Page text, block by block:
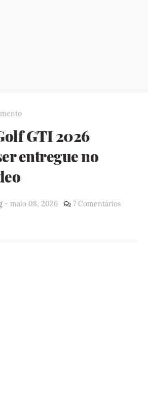
GTI 2026
entregue no
- maio 08, 2026 7 Comentários